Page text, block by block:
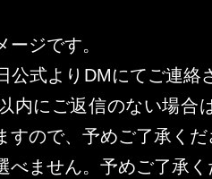
ジです。
公式よりDMにてご連絡
内にご返信のない場合
すので、予めご了承く
べません。予めご了承く